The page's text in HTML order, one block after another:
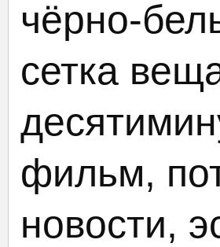
чёрно-
сетка
фильм,
новости,